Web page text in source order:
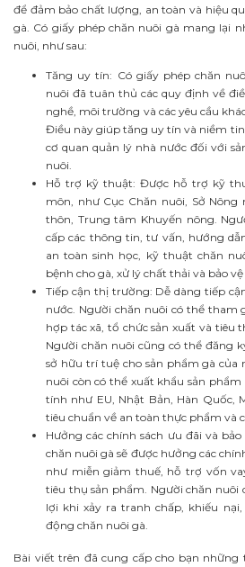
để đảm bảo chất lượng, an toàn và hiệu
gà. Có giấy phép chăn nuôi gà mang lại
nuôi, như sau:
Tăng uy tín: Có giấy phép chăn
nuôi đã tuân thủ các quy định về
nghề, môi trường và các yêu cầu
Điều này giúp tăng uy tín và niềm
cơ quan quản lý nhà nước đối với
nuôi.
Hỗ trợ kỹ thuật: Được hỗ trợ kỹ
môn, như Cục Chăn nuôi, Sở
thôn, Trung tâm Khuyến nông.
cấp các thông tin, tư vấn, hướng
an toàn sinh học, kỹ thuật chăn
bệnh cho gà, xử lý chất thải và bảo
Tiếp cận thị trường: Dễ dàng tiếp
nước. Người chăn nuôi có thể tham
hợp tác xã, tổ chức sản xuất và tiêu
Người chăn nuôi cũng có thể đăng
sở hữu trí tuệ cho sản phẩm gà của
nuôi còn có thể xuất khẩu sản
tính như EU, Nhật Bản, Hàn Quốc,
tiêu chuẩn về an toàn thực phẩm và
Hưởng các chính sách ưu đãi và
chăn nuôi gà sẽ được hưởng các
như miễn giảm thuế, hỗ trợ vốn
tiêu thụ sản phẩm. Người chăn nuôi
lợi khi xảy ra tranh chấp, khiếu
động chăn nuôi gà.
Bài viết trên đã cung cấp cho bạn